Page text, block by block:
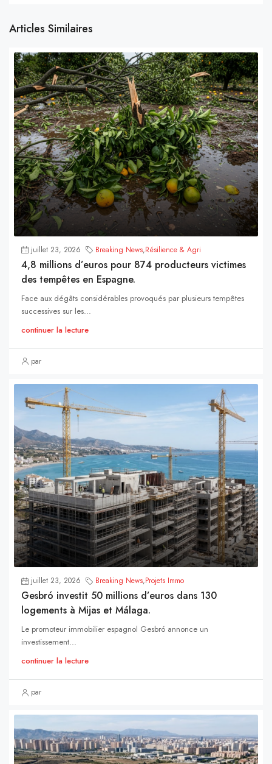
Articles Similaires
juillet 23, 2026 Breaking News,Résilience & Agri
4,8 millions d’euros pour 874 producteurs victimes
des tempêtes en Espagne.
Face aux dégâts considérables provoqués par plusieurs tempêtes
successives sur les...
continuer la lecture
par
juillet 23, 2026 Breaking News,Projets Immo
Gesbró investit 50 millions d’euros dans 130
logements à Mijas et Málaga.
Le promoteur immobilier espagnol Gesbró annonce un
investissement...
continuer la lecture
par